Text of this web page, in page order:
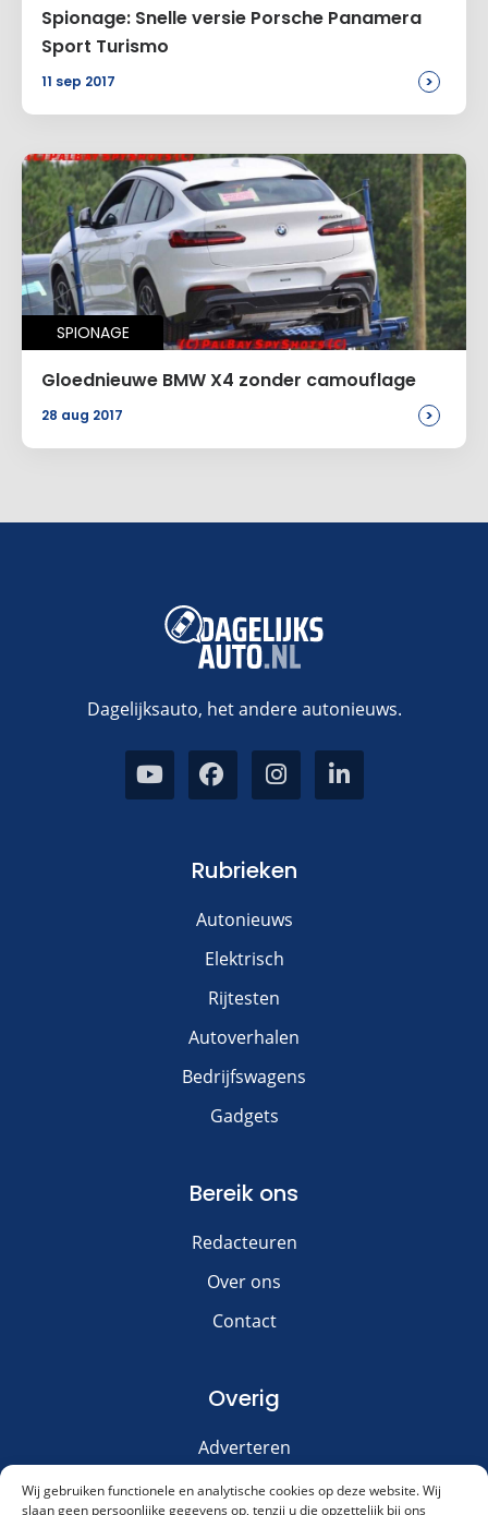
Wij gebruiken functionele en analytische cookies op deze website. Wij
slaan geen persoonlijke gegevens op, tenzij u die opzettelijk bij ons
Spionage: Snelle versie Porsche Panamera
Sport Turismo
11 sep 2017 >
SPIONAGE
Gloednieuwe BMW X4 zonder camouflage
28 aug 2017 >
Dagelijksauto, het andere autonieuws.
Rubrieken
Autonieuws
Elektrisch
Rijtesten
Autoverhalen
Bedrijfswagens
Gadgets
Bereik ons
Redacteuren
Over ons
Contact
Overig
Adverteren
Disclaimer